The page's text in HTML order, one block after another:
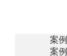
案
案